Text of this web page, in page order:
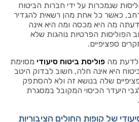
שנמכרות על ידי חברות הביטוח
כאשר כל אחת מהן רשאית להגדיר
דעתה מה היא מכסה ומה היא אינה
הפוליסות הפרטיות נוהגות שלא
ספציפיים.
לדעת מה פוליסת ביטוח סיעודי מסוימת
היא אינה חלה, חשוב לבדוק היטב
שלה בנושא זה ולא להסתפק
היעדר הכיסוי המקובל במסגרת
של קופות החולים הציבוריות